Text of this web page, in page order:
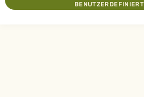
BENUTZERDEFINIERT